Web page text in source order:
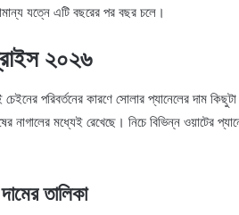
যত্নে এটি বছরের পর বছর চলে।
২০২৬
পরিবর্তনের কারণে সোলার প্যানেলের দাম
নাগালের মধ্যেই রেখেছে। নিচে বিভিন্ন ওয়াটের
তালিকা